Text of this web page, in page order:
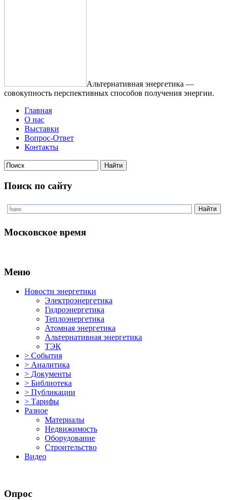
Альтернативная энергетика —
совокупность перспективных способов получения энергии.
Главная
О нас
Выставки
Вопрос-Ответ
Контакты
Поиск по сайту
Московское время
Меню
Новости энергетики
Электроэнергетика
Гидроэнергетика
Теплоэнергетика
Атомная энергетика
Альтернативная энергетика
ТЭК
> События
> Аналитика
> Документы
> Библиотека
> Публикации
> Тарифы
Разное
Материалы
Недвижимость
Оборудование
Строительство
Видео
Опрос